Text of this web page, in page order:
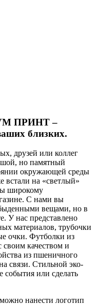
ПРИНТ –
близких.
друзей или коллег
но памятный
окружающей среды
встали на «светлый»
широкому
С нами вы
вещами, но в
У нас представлено
материалов, трубочки
очки. Футболки из
своим качеством и
из пшеничного
связи. Стильной эко-
события или сделать
нанести логотип